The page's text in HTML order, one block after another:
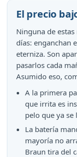
El precio
Ninguna de
días: enganchan
eterniza. Son
pasarlos cada
Asumido eso,
A la primera
que irrita es
pelo que ya se
La batería
mayoría no
Braun tira del